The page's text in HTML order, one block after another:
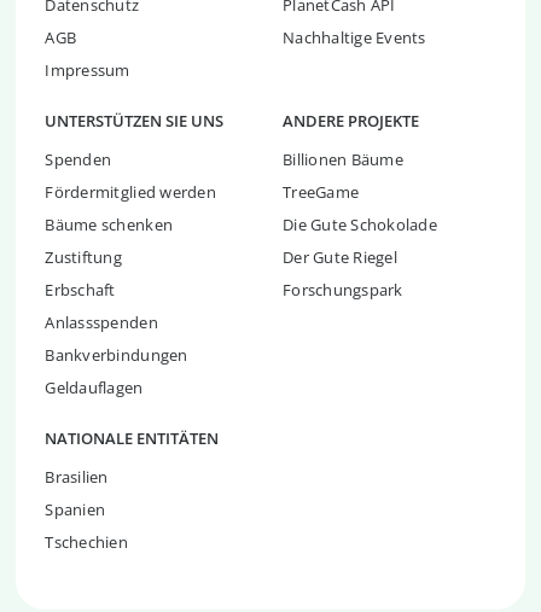
Datenschutz
AGB
Impressum
PlanetCash API
Nachhaltige Events
UNTERSTÜTZEN SIE UNS
Spenden
Fördermitglied werden
Bäume schenken
Zustiftung
Erbschaft
Anlassspenden
Bankverbindungen
Geldauflagen
ANDERE PROJEKTE
Billionen Bäume
TreeGame
Die Gute Schokolade
Der Gute Riegel
Forschungspark
NATIONALE ENTITÄTEN
Brasilien
Spanien
Tschechien